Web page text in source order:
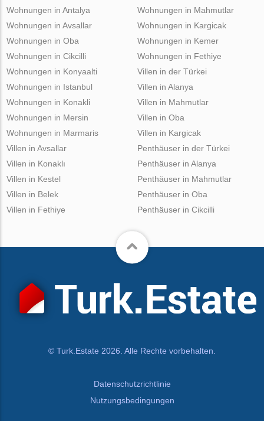
Wohnungen in Antalya
Wohnungen in Avsallar
Wohnungen in Oba
Wohnungen in Cikcilli
Wohnungen in Mahmutlar
Wohnungen in Kargicak
Wohnungen in Kemer
Wohnungen in Fethiye
Wohnungen in Konyaalti
Wohnungen in Istanbul
Wohnungen in Konakli
Wohnungen in Mersin
Wohnungen in Marmaris
Villen in der Türkei
Villen in Alanya
Villen in Mahmutlar
Villen in Oba
Villen in Kargicak
Villen in Avsallar
Villen in Konaklı
Villen in Kestel
Villen in Belek
Villen in Fethiye
Penthäuser in der Türkei
Penthäuser in Alanya
Penthäuser in Mahmutlar
Penthäuser in Oba
Penthäuser in Cikcilli
© Turk.Estate 2026. Alle Rechte vorbehalten.
Datenschutzrichtlinie
Nutzungsbedingungen